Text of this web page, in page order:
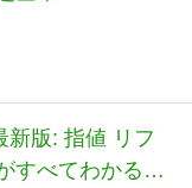
新版: 指値 リフ
すべてわかる不